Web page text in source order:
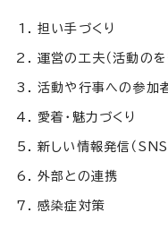
担い手づくり
運営の工夫（活動のを
活動や行事への参加
愛着・魅力づくり
新しい情報発信（SNS
外部との連携
感染症対策